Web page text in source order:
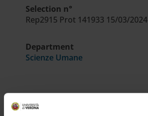
Selection n°
Rep2915 Prot 141933 15/03/2024
Department
Scienze Umane